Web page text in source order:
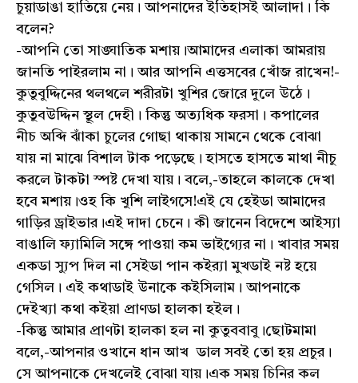
চুয়াডাঙা হাতিয়ে নেয়। আপনাদের ইতিহাসই আলাদা। কি
বলেন?
-আপনি তো সাঙ্ঘাতিক মশায়।আমাদের এলাকা আমরায়
জানতি পাইরলাম না। আর আপনি এত্তসবের খোঁজ রাখেন!-
কুতুবুদ্দিনের থলথলে শরীরটা খুশির জোরে দুলে উঠে।
কুতুবউদ্দিন স্থূল দেহী। কিন্তু অত্যধিক ফরসা। কপালের
নীচ অব্দি ঝাঁকা চুলের গোছা থাকায় সামনে থেকে বোঝা
যায় না মাঝে বিশাল টাক পড়েছে। হাসতে হাসতে মাথা নীচু
করলে টাকটা স্পষ্ট দেখা যায়। বলে,-তাহলে কালকে দেখা
হবে মশায়।ওহ কি খুশি লাইগসে!এই যে হেইডা আমাদের
গাড়ির ড্রাইভার।এই দাদা চেনে। কী জানেন বিদেশে আইস্যা
বাঙালি ফ্যামিলি সঙ্গে পাওয়া কম ভাইগ্যের না। খাবার সময়
একডা স্যুপ দিল না সেইডা পা‍ন কইর‍্যা মুখডাই নষ্ট হয়ে
গেসিল। এই কথাডাই উনাকে কইসিলাম। আপনাকে
দেইখ্যা কথা কইয়া প্রাণডা হালকা হইল।
-কিন্তু আমার প্রাণটা হালকা হল না কুতুববাবু।ছোটমামা
বলে,-আপনার ওখানে ধান আখ ডাল সবই তো হয় প্রচুর।
সে আপনাকে দেখলেই বোঝা যায়।এক সময় চিনির কল